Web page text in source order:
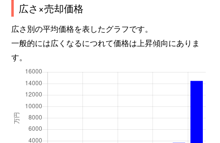
広さ×売却価格
広さ別の平均価格を表したグラフです。
一般的には広くなるにつれて価格は上昇傾向にありま
す。